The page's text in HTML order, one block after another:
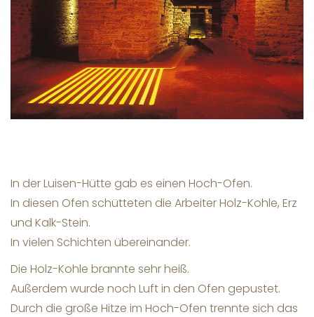
In der Luisen-Hütte gab es einen Hoch-Ofen.
In diesen Ofen schütteten die Arbeiter Holz-Kohle, Erz
und Kalk-Stein.
In vielen Schichten übereinander.
Die Holz-Kohle brannte sehr heiß.
Außerdem wurde noch Luft in den Ofen gepustet.
Durch die große Hitze im Hoch-Ofen trennte sich das